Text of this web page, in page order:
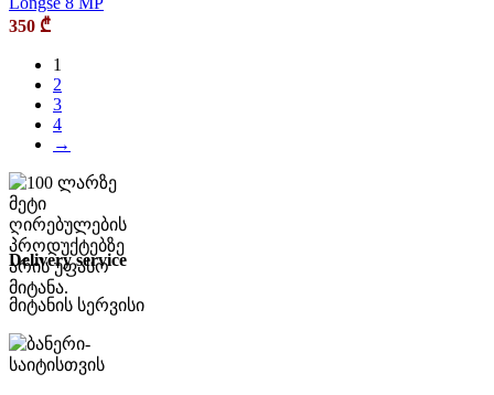
350 ₾
1
2
3
4
→
Delivery service
მიტანის სერვისი